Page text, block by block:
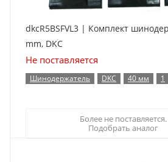
dkcR5BSFVL3 | Комплект
mm, DKC
Не поставляется
Шинодержатель DKC 40 мм 1
Более не поставляется.
Подобрать аналог